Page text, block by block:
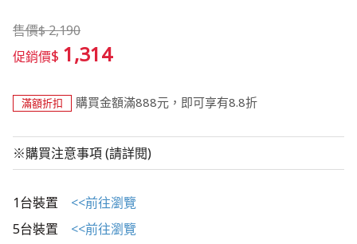
售價$2,190
促銷價$ 1,314
滿額折扣 購買金額滿888元，即可享有8.8折
※購買注意事項 (請詳閱)
1台裝置 <<前往瀏覽
5台裝置 <<前往瀏覽